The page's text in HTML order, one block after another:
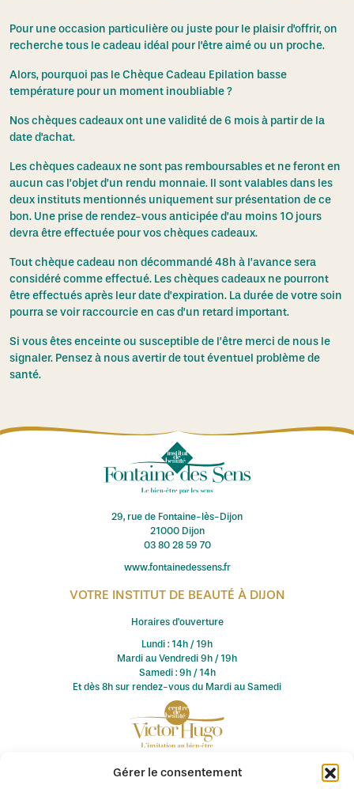
Gérer le consentement
Pour une occasion particulière ou juste pour le plaisir d'offrir, on
recherche tous le cadeau idéal pour l'être aimé ou un proche.
Alors, pourquoi pas le Chèque Cadeau Epilation basse
température pour un moment inoubliable ?
Nos chèques cadeaux ont une validité de 6 mois à partir de la
date d'achat.
Les chèques cadeaux ne sont pas remboursables et ne feront en
aucun cas l’objet d’un rendu monnaie. Il sont valables dans les
deux instituts mentionnés uniquement sur présentation de ce
bon. Une prise de rendez-vous anticipée d’au moins 1O jours
devra être effectuée pour vos chèques cadeaux.
Tout chèque cadeau non décommandé 48h à l’avance sera
considéré comme effectué. Les chèques cadeaux ne pourront
être effectués après leur date d’expiration. La durée de votre soin
pourra se voir raccourcie en cas d’un retard important.
Si vous êtes enceinte ou susceptible de l’être merci de nous le
signaler. Pensez à nous avertir de tout éventuel problème de
santé.
29, rue de Fontaine-lès-Dijon
21000 Dijon
03 80 28 59 70
www.fontainedessens.fr
VOTRE INSTITUT DE BEAUTÉ À DIJON
Horaires d'ouverture
Lundi : 14h / 19h
Mardi au Vendredi 9h / 19h
Samedi : 9h / 14h
Et dès 8h sur rendez-vous du Mardi au Samedi
© 2026 Fontaine des Sens / Centre de Beauté Victor Hugo. Tous